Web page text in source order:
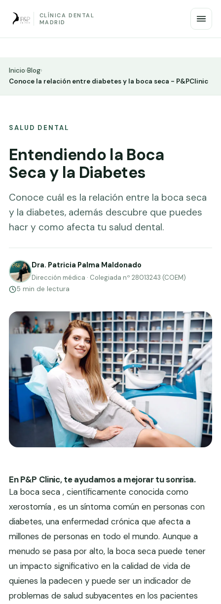
CLÍNICA DENTAL
MADRID
Inicio›Blog›
Conoce la relación entre diabetes y la boca seca - P&PClinic
SALUD DENTAL
Entendiendo la Boca
Seca y la Diabetes
Conoce cuál es la relación entre la boca seca
y la diabetes, además descubre que puedes
hacr y como afecta tu salud dental.
Dra. Patricia Palma Maldonado
Dirección médica · Colegiada nº 28013243 (COEM)
5 min de lectura
En P&P Clinic, te ayudamos a mejorar tu sonrisa.
La boca seca , científicamente conocida como
xerostomía , es un síntoma común en personas con
diabetes, una enfermedad crónica que afecta a
millones de personas en todo el mundo. Aunque a
menudo se pasa por alto, la boca seca puede tener
un impacto significativo en la calidad de vida de
quienes la padecen y puede ser un indicador de
problemas de salud subyacentes en los pacientes